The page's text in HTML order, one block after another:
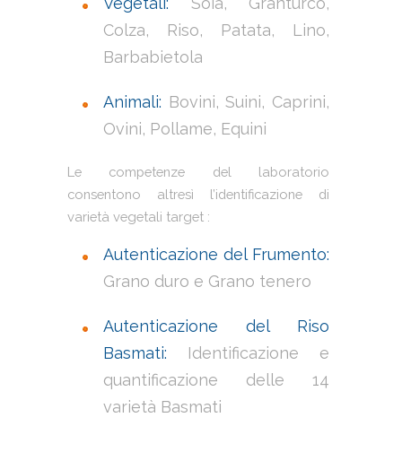
Colza, Riso, Patata, Lino,
Barbabietola
Animali: Bovini, Suini, Caprini,
Ovini, Pollame, Equini
Le competenze del laboratorio
consentono altresì l’identificazione di
varietà vegetali target :
Autenticazione del Frumento:
Grano duro e Grano tenero
Autenticazione del Riso
Basmati: Identificazione e
quantificazione delle 14
varietà Basmati